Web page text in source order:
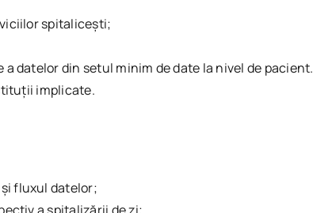
spitalicești;
datelor din setul minim de date la nivel de pacient.
implicate.
fluxul datelor;